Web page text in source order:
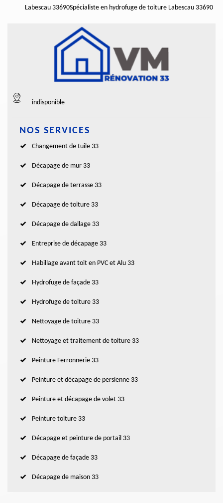
Labescau 33690Spécialiste en hydrofuge de toiture Labescau 33690
indisponible
NOS SERVICES
Changement de tuile 33
Décapage de mur 33
Décapage de terrasse 33
Décapage de toiture 33
Décapage de dallage 33
Entreprise de décapage 33
Habillage avant toit en PVC et Alu 33
Hydrofuge de façade 33
Hydrofuge de toiture 33
Nettoyage de toiture 33
Nettoyage et traitement de toiture 33
Peinture Ferronnerie 33
Peinture et décapage de persienne 33
Peinture et décapage de volet 33
Peinture toiture 33
Décapage et peinture de portail 33
Décapage de façade 33
Décapage de maison 33